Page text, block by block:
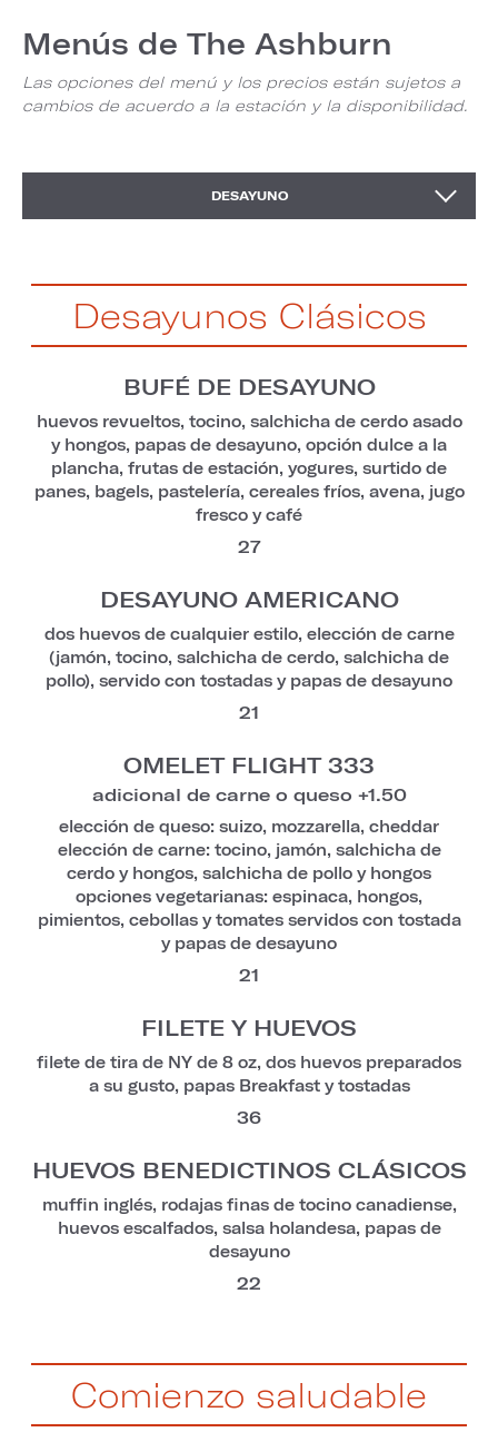
Menús de The Ashburn
Las opciones del menú y los precios están sujetos a
cambios de acuerdo a la estación y la disponibilidad.
DESAYUNO
ALMUERZO
CENA
MANJARES DULCES
LOEWS LOVES KIDS
BEBIDAS
Desayunos Clásicos
BUFÉ DE DESAYUNO
huevos revueltos, tocino, salchicha de cerdo asado
y hongos, papas de desayuno, opción dulce a la
plancha, frutas de estación, yogures, surtido de
panes, bagels, pastelería, cereales fríos, avena, jugo
fresco y café
27
DESAYUNO AMERICANO
dos huevos de cualquier estilo, elección de carne
(jamón, tocino, salchicha de cerdo, salchicha de
pollo), servido con tostadas y papas de desayuno
21
OMELET FLIGHT 333
adicional de carne o queso +1.50
elección de queso: suizo, mozzarella, cheddar
elección de carne: tocino, jamón, salchicha de
cerdo y hongos, salchicha de pollo y hongos
opciones vegetarianas: espinaca, hongos,
pimientos, cebollas y tomates servidos con tostada
y papas de desayuno
21
FILETE Y HUEVOS
filete de tira de NY de 8 oz, dos huevos preparados
a su gusto, papas Breakfast y tostadas
36
HUEVOS BENEDICTINOS CLÁSICOS
muffin inglés, rodajas finas de tocino canadiense,
huevos escalfados, salsa holandesa, papas de
desayuno
22
Comienzo saludable